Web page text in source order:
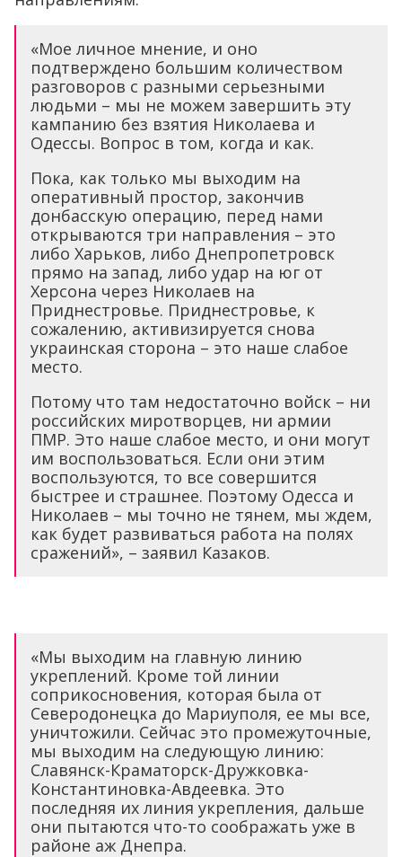
«Мое личное мнение, и оно
подтверждено большим количеством
разговоров с разными серьезными
людьми – мы не можем завершить эту
кампанию без взятия Николаева и
Одессы. Вопрос в том, когда и как.
Пока, как только мы выходим на
оперативный простор, закончив
донбасскую операцию, перед нами
открываются три направления – это
либо Харьков, либо Днепропетровск
прямо на запад, либо удар на юг от
Херсона через Николаев на
Приднестровье. Приднестровье, к
сожалению, активизируется снова
украинская сторона – это наше слабое
место.
Потому что там недостаточно войск – ни
российских миротворцев, ни армии
ПМР. Это наше слабое место, и они могут
им воспользоваться. Если они этим
воспользуются, то все совершится
быстрее и страшнее. Поэтому Одесса и
Николаев – мы точно не тянем, мы ждем,
как будет развиваться работа на полях
сражений», – заявил Казаков.
«Мы выходим на главную линию
укреплений. Кроме той линии
соприкосновения, которая была от
Северодонецка до Мариуполя, ее мы все,
уничтожили. Сейчас это промежуточные,
мы выходим на следующую линию:
Славянск-Краматорск-Дружковка-
Константиновка-Авдеевка. Это
последняя их линия укрепления, дальше
они пытаются что-то соображать уже в
районе аж Днепра.